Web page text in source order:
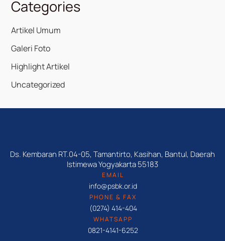
Categories
Artikel Umum
Galeri Foto
Highlight Artikel
Uncategorized
Ds. Kembaran RT.04-05, Tamantirto, Kasihan, Bantul, Daerah
Istimewa Yogyakarta 55183
EMAIL
info@psbk.or.id
PHONE & FAX
(0274) 414-404
WHATSAPP
0821-4141-6252